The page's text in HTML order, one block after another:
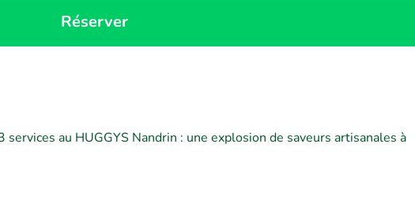
Réserver
au HUGGYS Nandrin : une explosion de saveurs artisanales à